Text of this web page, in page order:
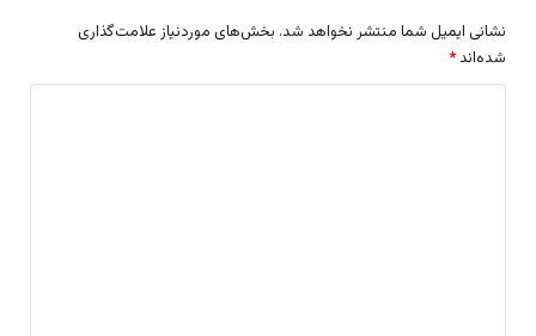
نشانی ایمیل شما منتشر نخواهد شد. بخش‌های موردنیاز علامت‌گذاری
شده‌اند *